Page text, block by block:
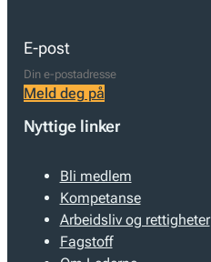
E-post
Meld deg på
Nyttige linker
Bli medlem
Kompetanse
Arbeidsliv og rettigheter
Fagstoff